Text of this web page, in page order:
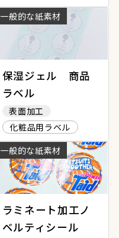
一般的な紙素材
保湿ジェル 商品
ラベル
表面加工
化粧品用ラベル
一般的な紙素材
ラミネート加工ノ
ベルティシール